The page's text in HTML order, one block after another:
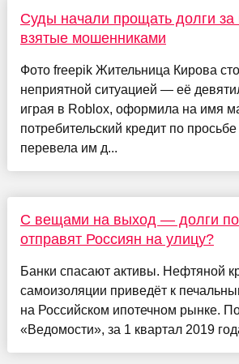
Суды начали прощать долги за
взятые мошенниками
Фото freepik Жительница Кирова
неприятной ситуацией — её
играя в Roblox, оформила на имя
потребительский кредит по
перевела им д...
С вещами на выход — долги по
отправят Россиян на улицу?
Банки спасают активы. Нефтяной
самоизоляции приведёт к
на Российском ипотечном рынке.
«Ведомости», за 1 квартал 2019